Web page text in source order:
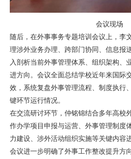
会议现场
随后，在外事事务专题培训会议上，李
理涉外业务办理、跨部门协同、信息报
入剖析当前外事管理体系、组织架构、
进方向。会议全面总结学校近年来国际
效，系统复盘外事管理流程、制度执行
键环节运行情况。
在交流研讨环节，仲铭锦结合多年高校
作办学项目申报与运营、外事管理制度
力建设、涉外活动组织实施等关键内容
会议进一步明确了外事工作整改提升方